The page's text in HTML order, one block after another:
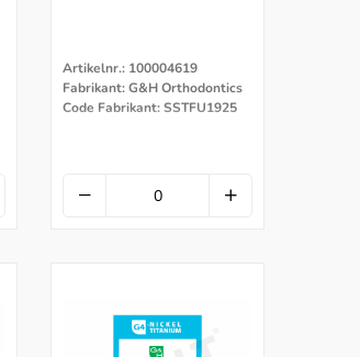
Artikelnr.: 100004619
Fabrikant: G&H Orthodontics
Code Fabrikant: SSTFU1925